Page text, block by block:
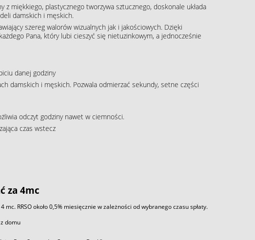
z miękkiego, plastycznego tworzywa sztucznego, doskonale układa
damskich i męskich.
szereg walorów wizualnych jak i jakościowych. Dzięki
Pana, który lubi cieszyć się nietuzinkowym, a jednocześnie
danej godziny
damskich i męskich. Pozwala odmierzać sekundy, setne części
odczyt godziny nawet w ciemności.
czas wstecz
za 4mc
mc. RRSO około 0,5% miesięcznie w zależności od wybranego czasu spłaty.
domu